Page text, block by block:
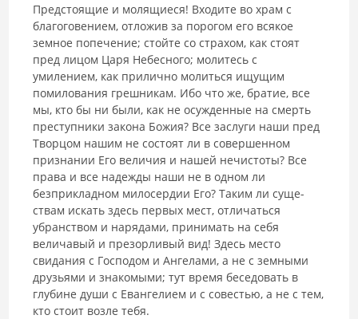
Предстоящие и молящиеся! Входите во храм с
благоговением, отло­жив за порогом его всякое
земное попечение; стойте со страхом, как сто­ят
пред лицом Царя Небесного; молитесь с
умилением, как прилично молиться ищущим
помилования грешникам. Ибо что же, братие, все
мы, кто бы ни были, как не осужденные на смерть
преступники закона Бо­жия? Все заслуги наши пред
Творцом нашим не состоят ли в совершен­ном
признании Его величия и нашей нечистоты? Все
права и все надеж­ды наши не в одном ли
безприкладном милосердии Его? Таким ли суще­
ствам искать здесь первых мест, отличаться
убранством и нарядами, принимать на себя
величавый и презорливый вид! Здесь место
свидания с Господом и Ангелами, а не с земными
друзьями и знакомыми; тут вре­мя беседовать в
глубине души с Евангелием и с совестью, а не с тем,
кто стоит возле тебя.